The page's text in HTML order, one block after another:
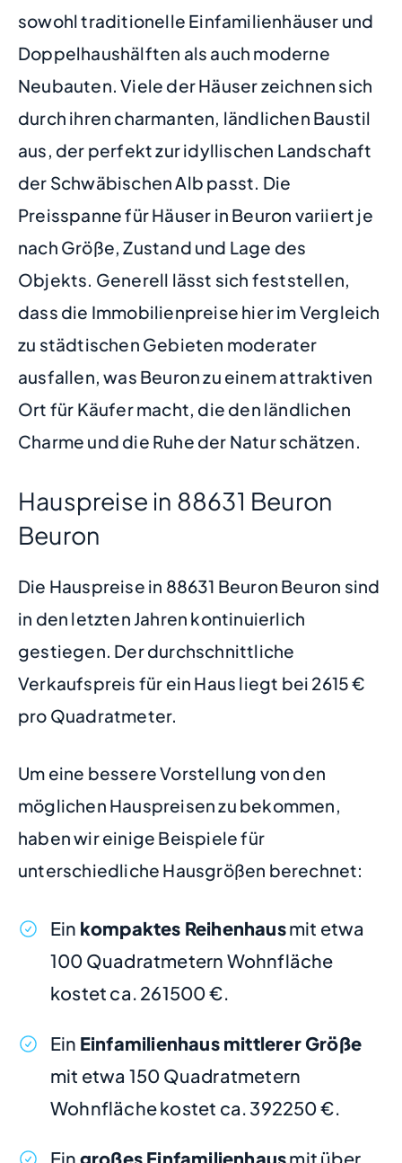
sowohl traditionelle Einfamilienhäuser und
Doppelhaushälften als auch moderne
Neubauten. Viele der Häuser zeichnen sich
durch ihren charmanten, ländlichen Baustil
aus, der perfekt zur idyllischen Landschaft
der Schwäbischen Alb passt. Die
Preisspanne für Häuser in Beuron variiert je
nach Größe, Zustand und Lage des
Objekts. Generell lässt sich feststellen,
dass die Immobilienpreise hier im Vergleich
zu städtischen Gebieten moderater
ausfallen, was Beuron zu einem attraktiven
Ort für Käufer macht, die den ländlichen
Charme und die Ruhe der Natur schätzen.
Hauspreise in 88631 Beuron
Beuron
Die Hauspreise in 88631 Beuron Beuron sind
in den letzten Jahren kontinuierlich
gestiegen. Der durchschnittliche
Verkaufspreis für ein Haus liegt bei 2615 €
pro Quadratmeter.
Um eine bessere Vorstellung von den
möglichen Hauspreisen zu bekommen,
haben wir einige Beispiele für
unterschiedliche Hausgrößen berechnet:
Ein kompaktes Reihenhausmit etwa
100 Quadratmetern Wohnfläche
kostet ca. 261500 €.
Ein Einfamilienhaus mittlerer Größe
mit etwa 150 Quadratmetern
Wohnfläche kostet ca. 392250 €.
Ein großes Einfamilienhausmit über